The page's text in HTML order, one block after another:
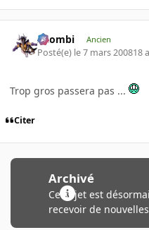
XZombi Ancien
Posté(e) le 7 mars 200818 a
Trop gros passera pas ...
Citer
Archivé
Ce sujet est
recevoir de